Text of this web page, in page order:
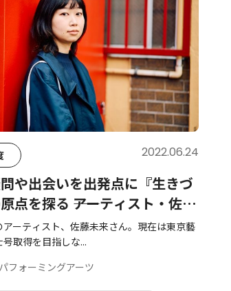
2022.06.24
や出会いを出発点に『生きづ
点を探る ――アーティスト・佐藤
ンタビュー
ーティスト、佐藤未来さん。現在は東京藝
取得を目指しな...
フォーミングアーツ